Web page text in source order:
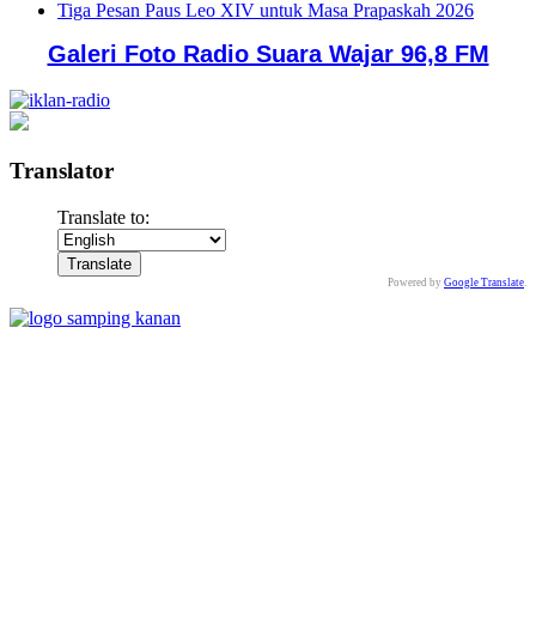
Tiga Pesan Paus Leo XIV untuk Masa Prapaskah 2026
Galeri Foto Radio Suara Wajar 96,8 FM
Translator
Translate to:
Powered by Google Translate